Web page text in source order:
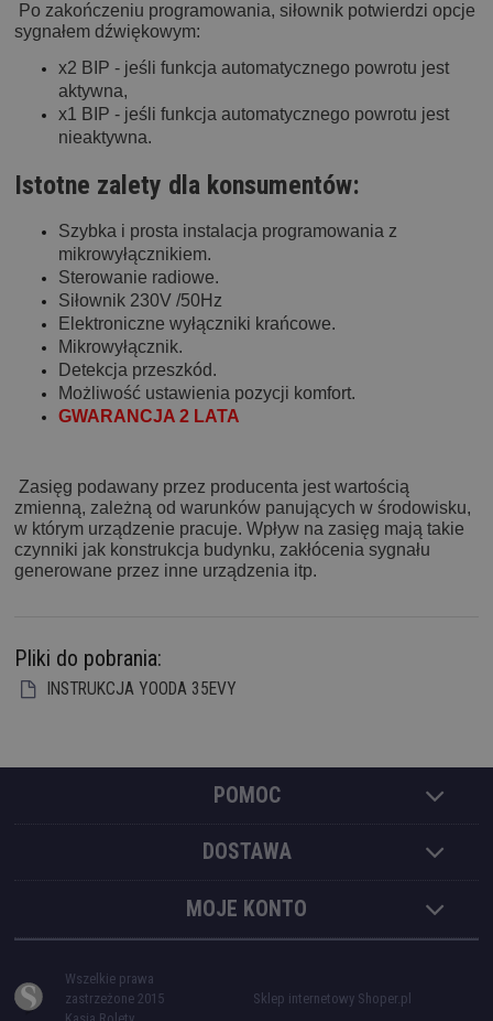
Po zakończeniu programowania, siłownik potwierdzi opcje
sygnałem dźwiękowym:
x2 BIP - jeśli funkcja automatycznego powrotu jest
aktywna,
x1 BIP - jeśli funkcja automatycznego powrotu jest
nieaktywna.
Istotne zalety dla konsumentów:
Szybka i prosta instalacja programowania z
mikrowyłącznikiem.
Sterowanie radiowe.
Siłownik 230V /50Hz
Elektroniczne wyłączniki krańcowe.
Mikrowyłącznik.
Detekcja przeszkód.
Możliwość ustawienia pozycji komfort.
GWARANCJA 2 LATA
Zasięg podawany przez producenta jest wartością
zmienną, zależną od warunków panujących w środowisku,
w którym urządzenie pracuje. Wpływ na zasięg mają takie
czynniki jak konstrukcja budynku, zakłócenia sygnału
generowane przez inne urządzenia itp.
Pliki do pobrania:
INSTRUKCJA YOODA 35EVY
POMOC
DOSTAWA
MOJE KONTO
Wszelkie prawa
zastrzeżone 2015
Sklep internetowy Shoper.pl